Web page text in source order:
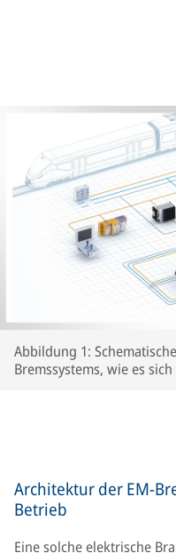
Abbildung 1:
Bremssystems, wie es
Architektur der EM-
Betrieb
Eine solche elektrische